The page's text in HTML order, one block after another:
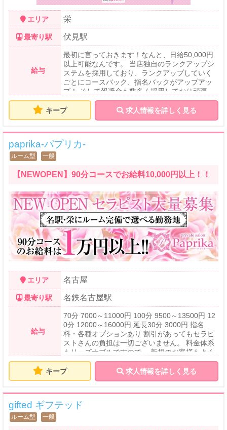
エリア 栄
最寄り駅 伏見駅
給与
最初に言っておきます！なんと、日給50,000円
以上可能なんです。 当店独自のランクアップシ
ステムを採用しており、ランクアップしていく
ごとにコースバック、指名バックがアップアッ
プ！ そして報奨金も数多く採用しており頑張っ
た分だけ貴方のお給料に即！反映しておりま
す！ 実際にバックの金額を見てみましょう☆ 6
0分 6,000～9,000円 90分 10,000～12,000円 12
お客様はオプションをつけてくださいますの
キープ 求人情報を詳しく見る
paprika-パプリカ-
ルーム型 一般
【NEWOPEN】90分コースでお給料10,000円以上！！
エリア 名古屋
最寄り駅 名鉄名古屋駅
給与
70分 7000～11000円 100分 9500～13500円 12
0分 12000～16000円 延長30分 3000円 指名
料・各種オプションあり 割引があってもセラピ
ストさんの負担は一切ございません。 料金体系
もリーズナブルですので、 新規のお客様もよく
ご来店頂いております。 まずは何でも相談お待
ちしております♪♪
キープ 求人情報を詳しく見る
gifted ギフテッド
ルーム型 一般